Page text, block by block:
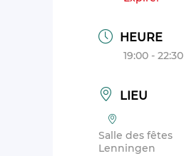
HEURE
19:00 - 22:30
LIEU
Salle des fêtes
Lenningen